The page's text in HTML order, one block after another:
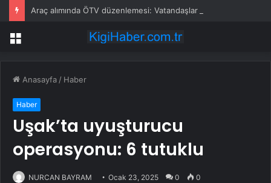
Menü
Anasayfa / Haber
Haber
Uşak’ta uyuşturucu
operasyonu: 6 tutuklu
NURCAN BAYRAM Ocak 23, 2025 0 0